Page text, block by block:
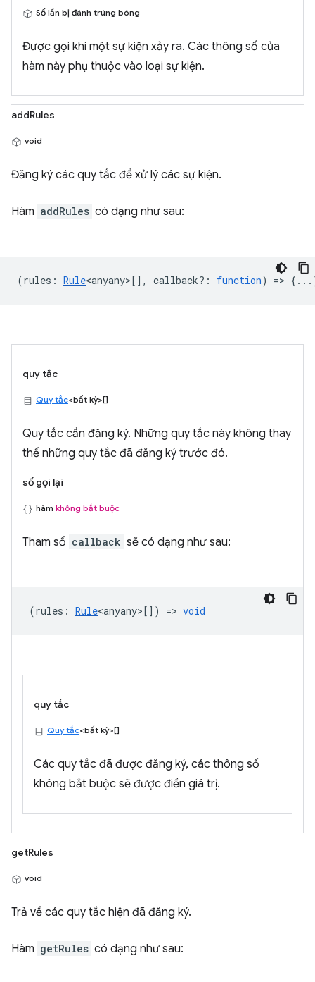
Số lần bị đánh trúng bóng
Được gọi khi một sự kiện xảy ra. Các thông số của
hàm này phụ thuộc vào loại sự kiện.
addRules
void
Đăng ký các quy tắc để xử lý các sự kiện.
Hàm addRules có dạng như sau:
(rules : Rule<anyany> [], callback? : function) =>
quy tắc
Quy tắc<bất kỳ>[]
Quy tắc cần đăng ký. Những quy tắc này không thay
thế những quy tắc đã đăng ký trước đó.
số gọi lại
hàm không bắt buộc
Tham số callback sẽ có dạng như sau:
(rules : Rule<anyany> []) => void
quy tắc
Quy tắc<bất kỳ>[]
Các quy tắc đã được đăng ký, các thông số
không bắt buộc sẽ được điền giá trị.
getRules
void
Trả về các quy tắc hiện đã đăng ký.
Hàm getRules có dạng như sau: